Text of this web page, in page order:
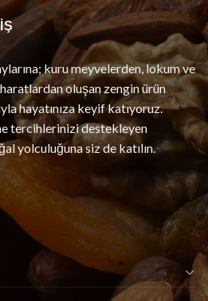
kuru meyvelerden, lokum ve
oluşan zengin ürün
hayatınıza keyif katıyoruz.
tercihlerinizi destekleyen
yolculuğuna siz de katılın.